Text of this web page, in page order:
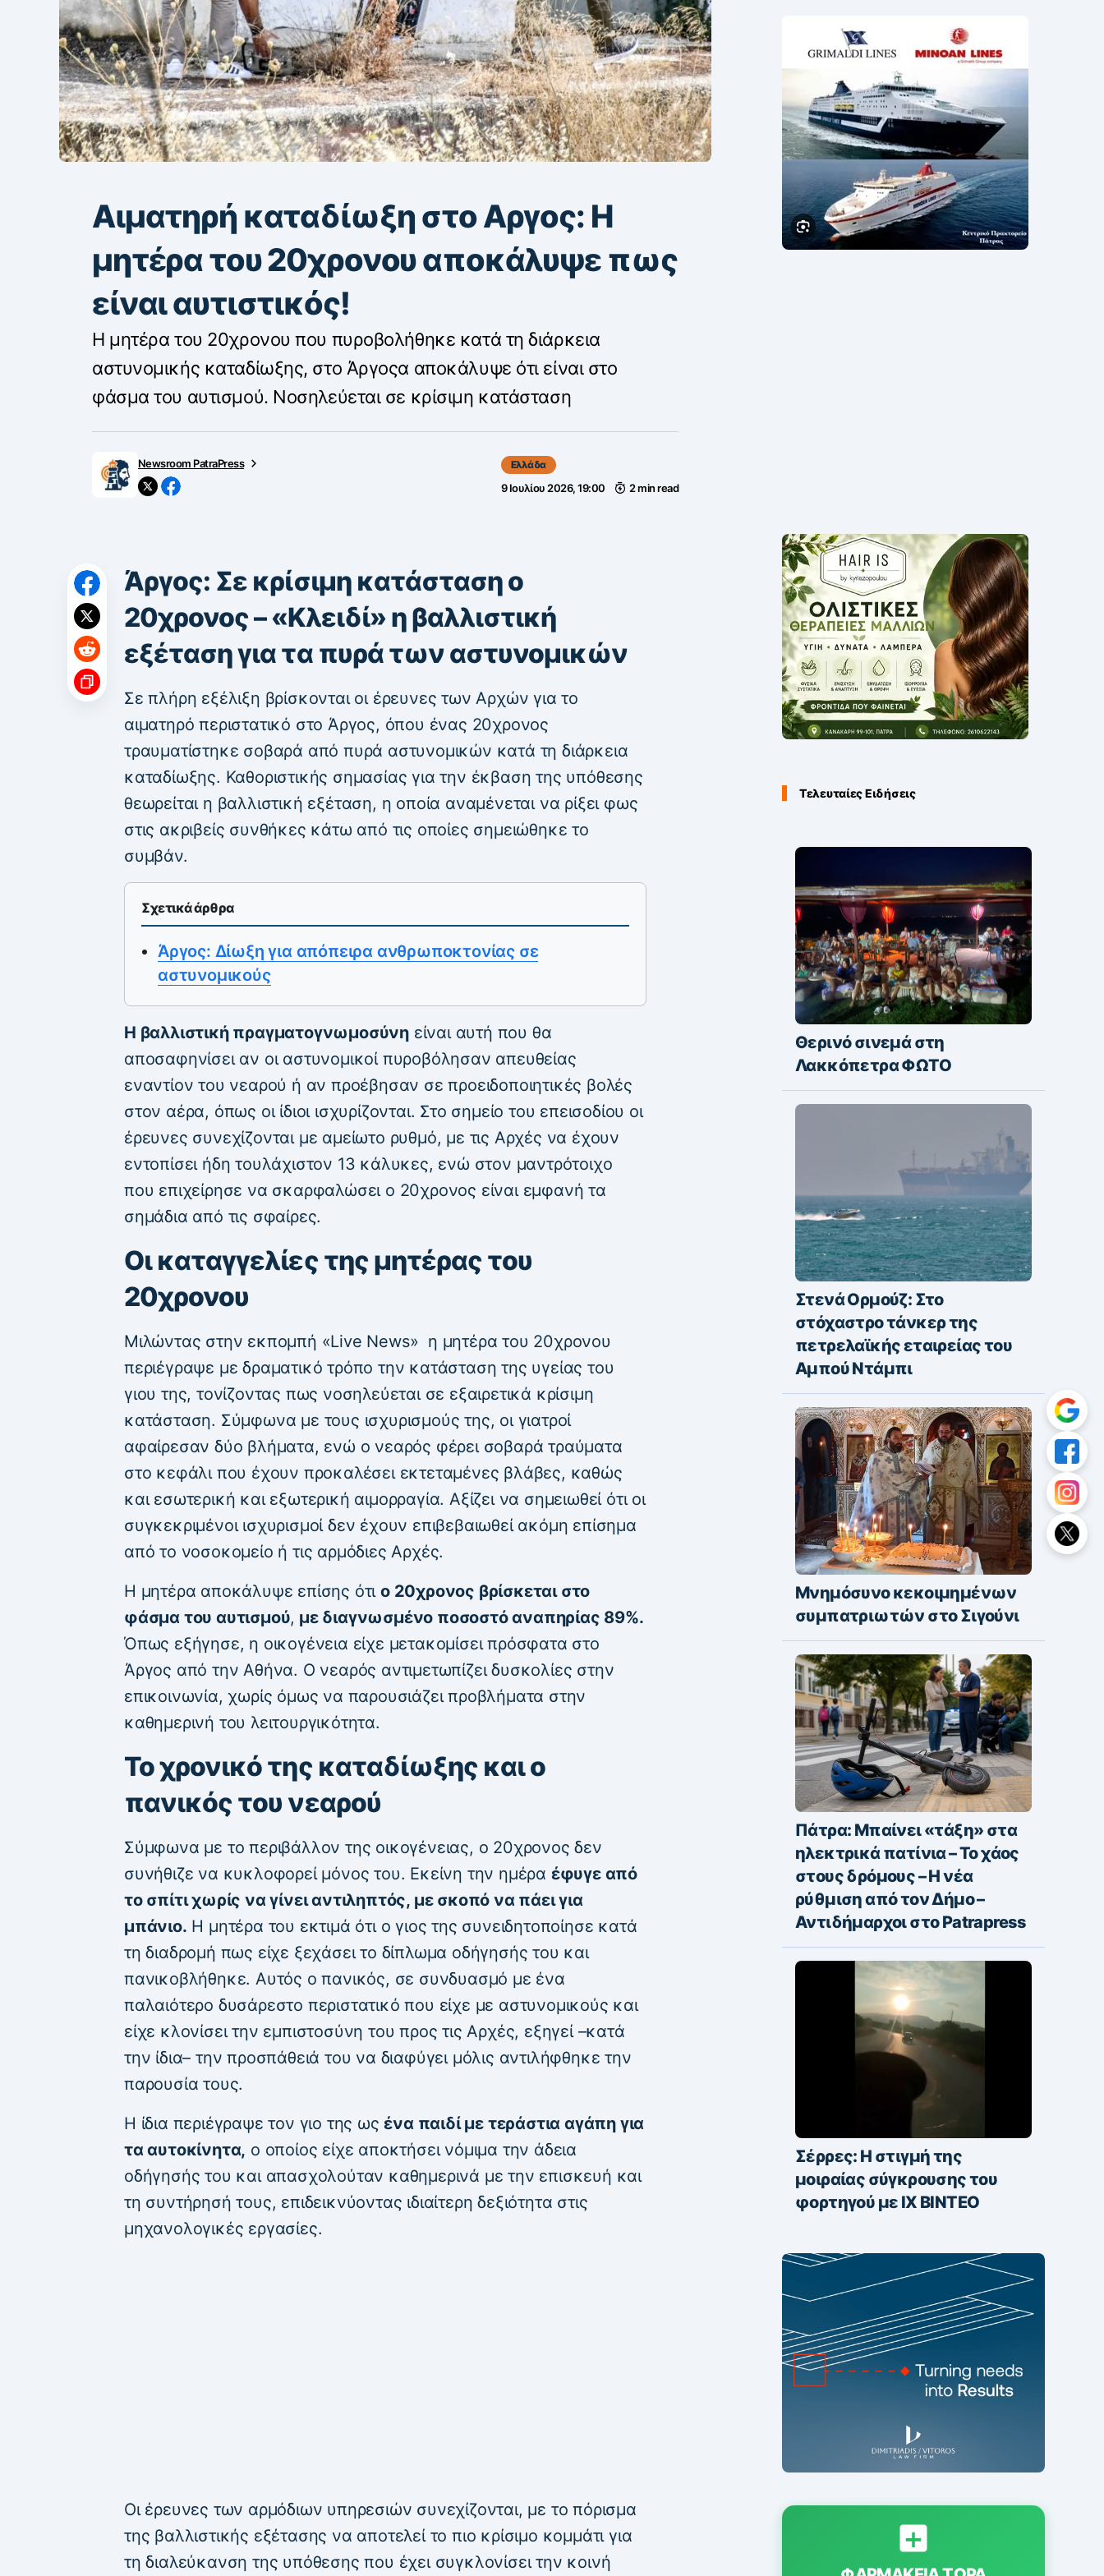
Αιματηρή καταδίωξη στο Αργος: Η
μητέρα του 20χρονου αποκάλυψε πως
είναι αυτιστικός!
Η μητέρα του 20χρονου που πυροβολήθηκε κατά τη διάρκεια
αστυνομικής καταδίωξης, στο Άργοςα αποκάλυψε ότι είναι στο
φάσμα του αυτισμού. Νοσηλεύεται σε κρίσιμη κατάσταση
Newsroom PatraPress Ελλάδα
9 Ιουλίου 2026, 19:00 2 min read
Άργος: Σε κρίσιμη κατάσταση ο
20χρονος – «Κλειδί» η βαλλιστική
εξέταση για τα πυρά των αστυνομικών
Σε πλήρη εξέλιξη βρίσκονται οι έρευνες των Αρχών για το
αιματηρό περιστατικό στο Άργος, όπου ένας 20χρονος
τραυματίστηκε σοβαρά από πυρά αστυνομικών κατά τη διάρκεια
καταδίωξης. Καθοριστικής σημασίας για την έκβαση της υπόθεσης
θεωρείται η βαλλιστική εξέταση, η οποία αναμένεται να ρίξει φως
στις ακριβείς συνθήκες κάτω από τις οποίες σημειώθηκε το
συμβάν.
Σχετικά άρθρα
Άργος: Δίωξη για απόπειρα ανθρωποκτονίας σε
αστυνομικούς
Η βαλλιστική πραγματογνωμοσύνη είναι αυτή που θα
αποσαφηνίσει αν οι αστυνομικοί πυροβόλησαν απευθείας
εναντίον του νεαρού ή αν προέβησαν σε προειδοποιητικές βολές
στον αέρα, όπως οι ίδιοι ισχυρίζονται. Στο σημείο του επεισοδίου οι
έρευνες συνεχίζονται με αμείωτο ρυθμό, με τις Αρχές να έχουν
εντοπίσει ήδη τουλάχιστον 13 κάλυκες, ενώ στον μαντρότοιχο
που επιχείρησε να σκαρφαλώσει ο 20χρονος είναι εμφανή τα
σημάδια από τις σφαίρες.
Οι καταγγελίες της μητέρας του
20χρονου
Μιλώντας στην εκπομπή «Live News» η μητέρα του 20χρονου
περιέγραψε με δραματικό τρόπο την κατάσταση της υγείας του
γιου της, τονίζοντας πως νοσηλεύεται σε εξαιρετικά κρίσιμη
κατάσταση. Σύμφωνα με τους ισχυρισμούς της, οι γιατροί
αφαίρεσαν δύο βλήματα, ενώ ο νεαρός φέρει σοβαρά τραύματα
στο κεφάλι που έχουν προκαλέσει εκτεταμένες βλάβες, καθώς
και εσωτερική και εξωτερική αιμορραγία. Αξίζει να σημειωθεί ότι οι
συγκεκριμένοι ισχυρισμοί δεν έχουν επιβεβαιωθεί ακόμη επίσημα
από το νοσοκομείο ή τις αρμόδιες Αρχές.
Η μητέρα αποκάλυψε επίσης ότι ο 20χρονος βρίσκεται στο
φάσμα του αυτισμού, με διαγνωσμένο ποσοστό αναπηρίας 89%.
Όπως εξήγησε, η οικογένεια είχε μετακομίσει πρόσφατα στο
Άργος από την Αθήνα. Ο νεαρός αντιμετωπίζει δυσκολίες στην
επικοινωνία, χωρίς όμως να παρουσιάζει προβλήματα στην
καθημερινή του λειτουργικότητα.
Το χρονικό της καταδίωξης και ο
πανικός του νεαρού
Σύμφωνα με το περιβάλλον της οικογένειας, ο 20χρονος δεν
συνήθιζε να κυκλοφορεί μόνος του. Εκείνη την ημέρα έφυγε από
το σπίτι χωρίς να γίνει αντιληπτός, με σκοπό να πάει για
μπάνιο. Η μητέρα του εκτιμά ότι ο γιος της συνειδητοποίησε κατά
τη διαδρομή πως είχε ξεχάσει το δίπλωμα οδήγησής του και
πανικοβλήθηκε. Αυτός ο πανικός, σε συνδυασμό με ένα
παλαιότερο δυσάρεστο περιστατικό που είχε με αστυνομικούς και
είχε κλονίσει την εμπιστοσύνη του προς τις Αρχές, εξηγεί –κατά
την ίδια– την προσπάθειά του να διαφύγει μόλις αντιλήφθηκε την
παρουσία τους.
Η ίδια περιέγραψε τον γιο της ωςένα παιδί με τεράστια αγάπη για
τα αυτοκίνητα, ο οποίος είχε αποκτήσει νόμιμα την άδεια
οδήγησής του και απασχολούταν καθημερινά με την επισκευή και
τη συντήρησή τους, επιδεικνύοντας ιδιαίτερη δεξιότητα στις
μηχανολογικές εργασίες.
Οι έρευνες των αρμόδιων υπηρεσιών συνεχίζονται, με το πόρισμα
της βαλλιστικής εξέτασης να αποτελεί το πιο κρίσιμο κομμάτι για
τη διαλεύκανση της υπόθεσης που έχει συγκλονίσει την κοινή
Τελευταίες Ειδήσεις
Θερινό σινεμά στη
Λακκόπετρα ΦΩΤΟ
Στενά Ορμούζ: Στο
στόχαστρο τάνκερ της
πετρελαϊκής εταιρείας του
Αμπού Ντάμπι
Μνημόσυνο κεκοιμημένων
συμπατριωτών στο Σιγούνι
Πάτρα: Μπαίνει «τάξη» στα
ηλεκτρικά πατίνια – Το χάος
στους δρόμους – Η νέα
ρύθμιση από τον Δήμο –
Αντιδήμαρχοι στο Patrapress
Σέρρες: Η στιγμή της
μοιραίας σύγκρουσης του
φορτηγού με ΙΧ ΒΙΝΤΕΟ